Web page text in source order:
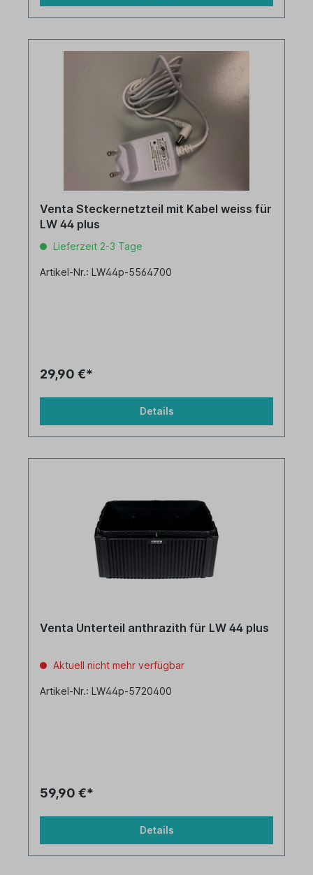
Venta Steckernetzteil mit Kabel weiss für
LW 44 plus
Lieferzeit 2-3 Tage
Artikel-Nr.: LW44p-5564700
29,90 €*
Details
Venta Unterteil anthrazith für LW 44 plus
Aktuell nicht mehr verfügbar
Artikel-Nr.: LW44p-5720400
59,90 €*
Details